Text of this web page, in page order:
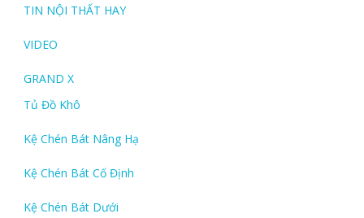
TIN NỘI THẤT HAY
VIDEO
GRAND X
Tủ Đồ Khô
Kệ Chén Bát Nâng Hạ
Kệ Chén Bát Cố Định
Kệ Chén Bát Dưới